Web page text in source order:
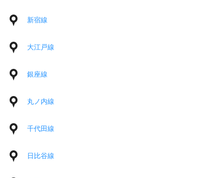
新宿線
大江戸線
銀座線
丸ノ内線
千代田線
日比谷線